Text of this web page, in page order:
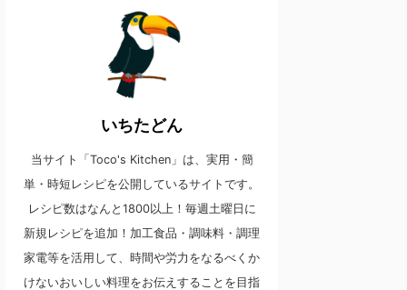
いちたどん
当サイト「Toco's Kitchen」は、実用・簡
単・時短レシピを公開しているサイトです。
レシピ数はなんと1800以上！毎週土曜日に
新規レシピを追加！加工食品・調味料・調理
家電等を活用して、時間や労力をなるべくか
けないおいしい料理をお伝えすることを目指